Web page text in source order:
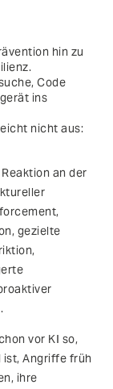
hin zu
Code
ins
nicht aus:
an der
gezielte
vor KI so,
ist, Angriffe früh
ihre